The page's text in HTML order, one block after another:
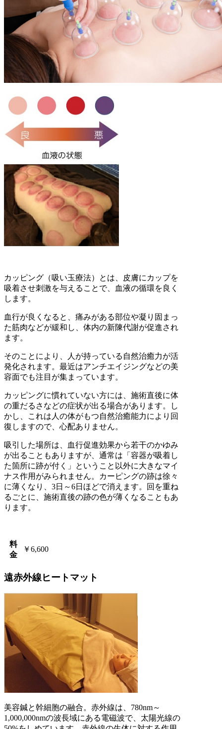
カッピング（吸い玉療法）とは、皮膚にカップを
吸着させ刺激を与えることで、血液の循環を良く
します。
血行が良くなると、痛みがある部位や凝り固まっ
た筋肉などが緩和し、体内の新陳代謝が促進され
ます。
そのことにより、人が持っている自然治癒力が活
発化されます。最近はアンチエイジングなどの美
容面でも注目が集まっています。
カッピングに慣れていない方には、施術直後に体
の重だるさなどの症状が出る場合があります。し
かし、これは人の体がもつ自然治癒能力により回
復しますので、心配ありません。
吸引した場所は、血行促進効果から若干のかゆみ
が出ることもありますが、通常は「容器が吸着し
た箇所に跡が付く」ということ以外に大きなマイ
ナス作用がみられません。カーピングの跡は徐々
に薄くなり、3日～6日ほどで消えます。回を重ね
るごとに、施術直後の跡の色が薄くなることもあ
ります。
料
金
￥6,600
遠赤外線ヒートマット
美容鍼と幹細胞の融合。赤外線は、780nm～
1,000,000nmの波長域にある電磁波で、太陽光線の